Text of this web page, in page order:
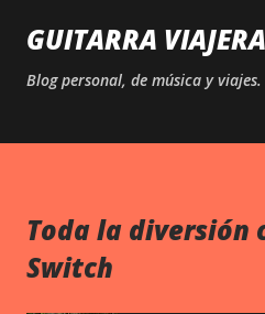
Ir al
GUITARRA VIAJERA
Blog personal, de música y viajes.
Toda la diversión
Switch